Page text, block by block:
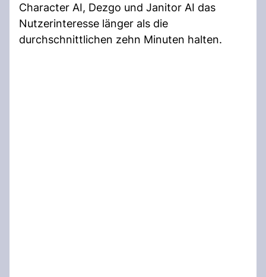
Character AI, Dezgo und Janitor AI das
Nutzerinteresse länger als die
durchschnittlichen zehn Minuten halten.